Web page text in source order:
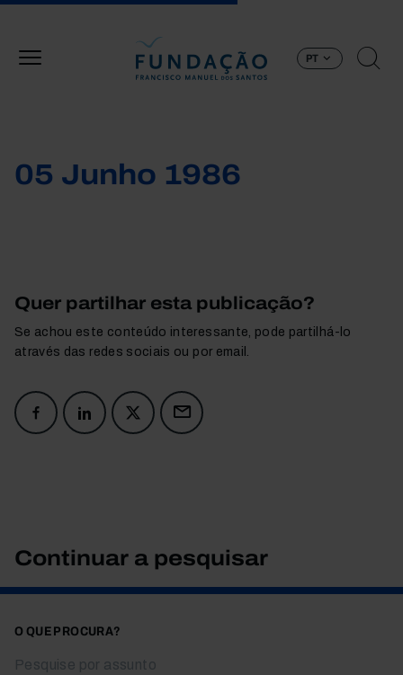
PT
05 Junho 1986
Quer partilhar esta publicação?
Se achou este conteúdo interessante, pode partilhá-lo
através das redes sociais ou por email.
Continuar a pesquisar
O QUE PROCURA?